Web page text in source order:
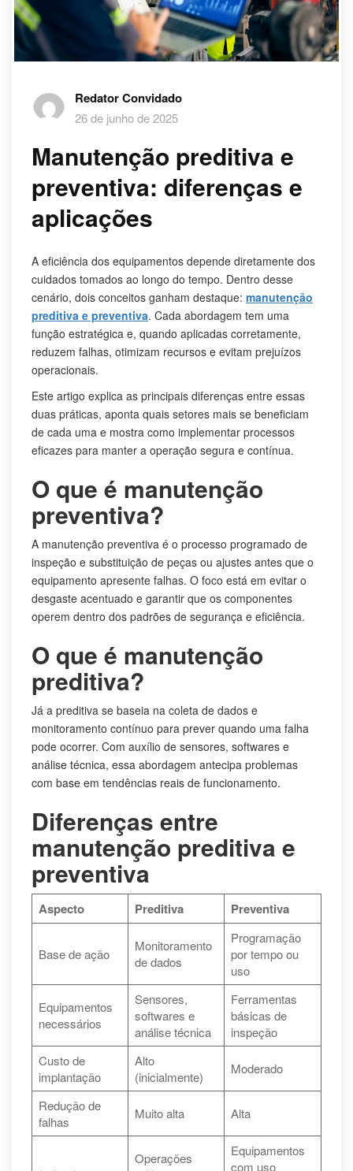
Redator Convidado
26 de junho de 2025
Manutenção preditiva e
preventiva: diferenças e
aplicações
A eficiência dos equipamentos depende diretamente dos
cuidados tomados ao longo do tempo. Dentro desse
cenário, dois conceitos ganham destaque: manutenção
preditiva e preventiva. Cada abordagem tem uma
função estratégica e, quando aplicadas corretamente,
reduzem falhas, otimizam recursos e evitam prejuízos
operacionais.
Este artigo explica as principais diferenças entre essas
duas práticas, aponta quais setores mais se beneficiam
de cada uma e mostra como implementar processos
eficazes para manter a operação segura e contínua.
O que é manutenção
preventiva?
A manutenção preventiva é o processo programado de
inspeção e substituição de peças ou ajustes antes que o
equipamento apresente falhas. O foco está em evitar o
desgaste acentuado e garantir que os componentes
operem dentro dos padrões de segurança e eficiência.
O que é manutenção
preditiva?
Já a preditiva se baseia na coleta de dados e
monitoramento contínuo para prever quando uma falha
pode ocorrer. Com auxílio de sensores, softwares e
análise técnica, essa abordagem antecipa problemas
com base em tendências reais de funcionamento.
Diferenças entre
manutenção preditiva e
preventiva
Aspecto Preditiva Preventiva
Base de ação
Monitoramento
de dados
Programação
por tempo ou
uso
Equipamentos
necessários
Sensores,
softwares e
análise técnica
Ferramentas
básicas de
inspeção
Custo de
implantação
Alto
(inicialmente)
Moderado
Redução de
falhas
Muito alta Alta
Operações
Equipamentos
com uso